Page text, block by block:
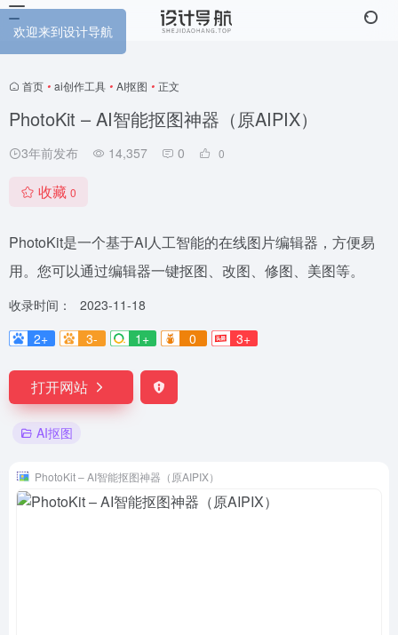
首页 • ai创作工具 • AI抠图 • 正文
PhotoKit – AI智能抠图神器（原AIPIX）
3年前发布 14,357 0 0
收藏 0
PhotoKit是一个基于AI人工智能的在线图片编辑器，方便易
用。您可以通过编辑器一键抠图、改图、修图、美图等。
收录时间：
2023-11-18
2+
3- 1+ 0 3+
打开网站
AI抠图
PhotoKit – AI智能抠图神器（原AIPIX）
欢迎来到设计导航